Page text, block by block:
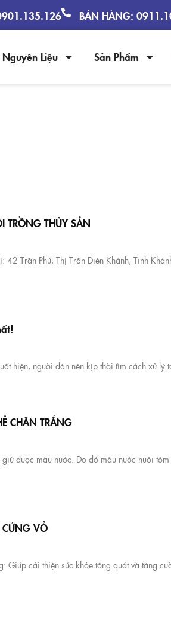
BÁN HÀNG:
Nguyên Liệu Sản Phẩm
TRỒNG THỦY SẢN
Trần Phú, Thị Trấn Diên Khánh, Tỉnh
hiện, người dân nên kịp thời tìm cách xử lý
CHÂN TRẮNG
được màu nước. Do đó màu nước nuôi
CỨNG VỎ
Giúp cải thiện sức khỏe tổng quát và tăng